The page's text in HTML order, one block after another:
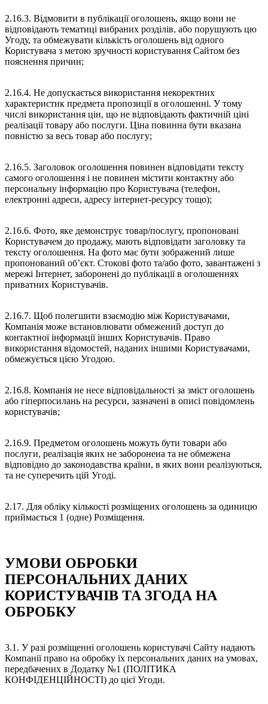
2.16.3. Відмовити в публікації оголошень, якщо вони не
відповідають тематиці вибраних розділів, або порушують цю
Угоду, та обмежувати кількість оголошень від одного
Користувача з метою зручності користування Сайтом без
пояснення причин;
2.16.4. Не допускається використання некоректних
характеристик предмета пропозиції в оголошенні. У тому
числі використання цін, що не відповідають фактичній ціні
реалізації товару або послуги. Ціна повинна бути вказана
повністю за весь товар або послугу;
2.16.5. Заголовок оголошення повинен відповідати тексту
самого оголошення і не повинен містити контактну або
персональну інформацію про Користувача (телефон,
електронні адреси, адресу інтернет-ресурсу тощо);
2.16.6. Фото, яке демонструє товар/послугу, пропоновані
Користувачем до продажу, мають відповідати заголовку та
тексту оголошення. На фото має бути зображений лише
пропонований об’єкт. Стокові фото та/або фото, завантажені з
мережі Інтернет, заборонені до публікації в оголошеннях
приватних Користувачів.
2.16.7. Щоб полегшити взаємодію між Користувачами,
Компанія може встановлювати обмежений доступ до
контактної інформації інших Користувачів. Право
використання відомостей, наданих іншими Користувачами,
обмежується цією Угодою.
2.16.8. Компанія не несе відповідальності за зміст оголошень
або гіперпосилань на ресурси, зазначені в описі повідомлень
користувачів;
2.16.9. Предметом оголошень можуть бути товари або
послуги, реалізація яких не заборонена та не обмежена
відповідно до законодавства країни, в яких вони реалізуються,
та не суперечить цій Угоді.
2.17. Для обліку кількості розміщених оголошень за одиницю
приймається 1 (одне) Розміщення.
УМОВИ ОБРОБКИ
ПЕРСОНАЛЬНИХ ДАНИХ
КОРИСТУВАЧІВ ТА ЗГОДА НА
ОБРОБКУ
3.1. У разі розміщенні оголошень користувачі Сайту надають
Компанії право на обробку їх персональних даних на умовах,
передбачених в Додатку №1 (ПОЛІТИКА
КОНФІДЕНЦІЙНОСТІ) до цієї Угоди.